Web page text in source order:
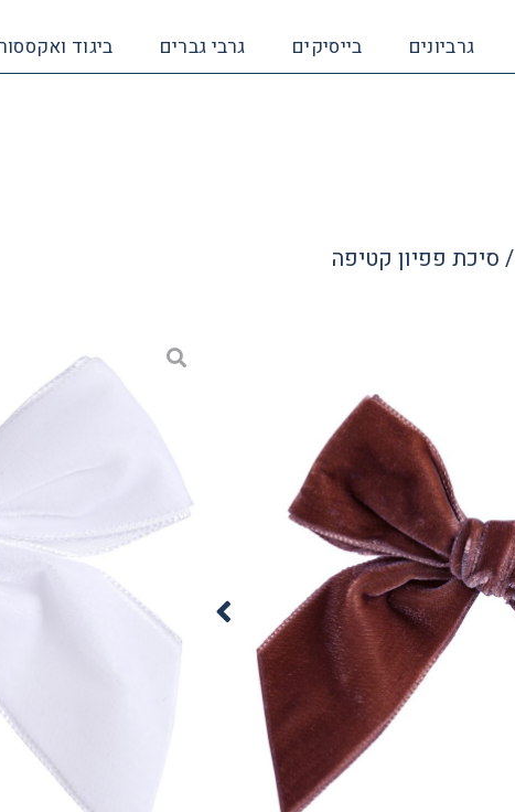
גרביונים בייסיקים גרבי גברים ביגוד
/ סיכת פפיון קטיפה
סיכת
קטיפה
מק"ט: